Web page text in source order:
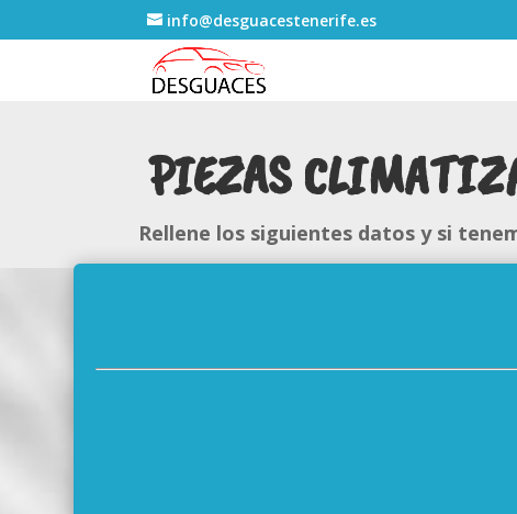
info@desguacestenerife.es
PIEZAS
Rellene los siguientes datos y si